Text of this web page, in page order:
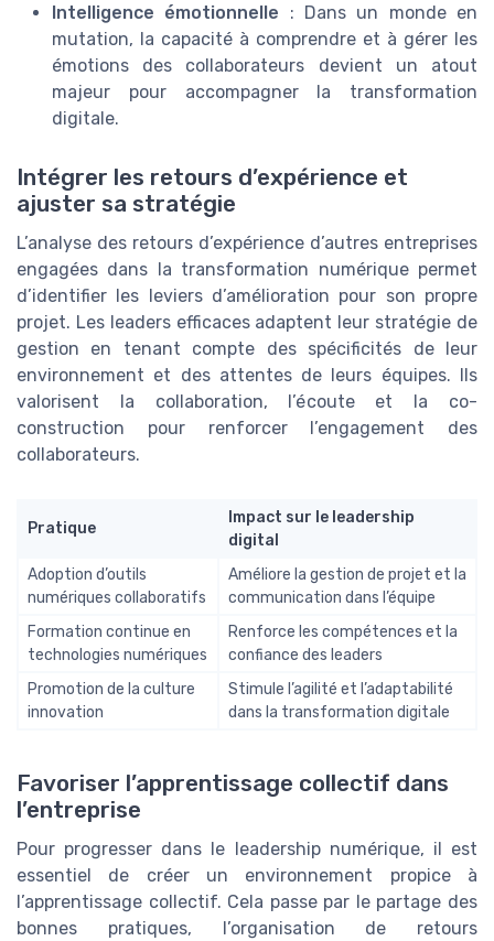
Intelligence émotionnelle : Dans un monde en
mutation, la capacité à comprendre et à gérer les
émotions des collaborateurs devient un atout
majeur pour accompagner la transformation
digitale.
Intégrer les retours d’expérience et
ajuster sa stratégie
L’analyse des retours d’expérience d’autres entreprises
engagées dans la transformation numérique permet
d’identifier les leviers d’amélioration pour son propre
projet. Les leaders efficaces adaptent leur stratégie de
gestion en tenant compte des spécificités de leur
environnement et des attentes de leurs équipes. Ils
valorisent la collaboration, l’écoute et la co-
construction pour renforcer l’engagement des
collaborateurs.
Pratique
Impact sur le leadership
digital
Adoption d’outils
numériques collaboratifs
Améliore la gestion de projet et la
communication dans l’équipe
Formation continue en
technologies numériques
Renforce les compétences et la
confiance des leaders
Promotion de la culture
innovation
Stimule l’agilité et l’adaptabilité
dans la transformation digitale
Favoriser l’apprentissage collectif dans
l’entreprise
Pour progresser dans le leadership numérique, il est
essentiel de créer un environnement propice à
l’apprentissage collectif. Cela passe par le partage des
bonnes pratiques, l’organisation de retours